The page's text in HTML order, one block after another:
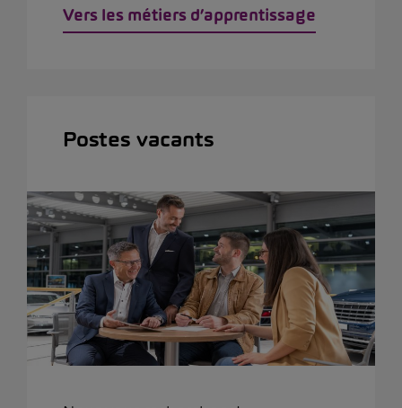
Vers les métiers d’apprentissage
Postes vacants